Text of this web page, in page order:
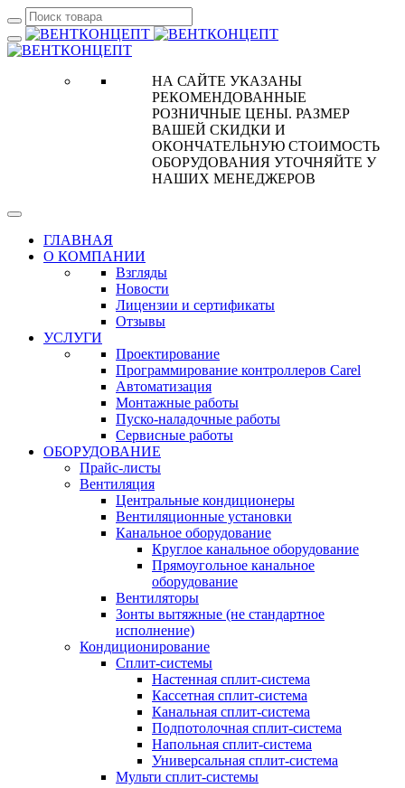
НА САЙТЕ УКАЗАНЫ
РЕКОМЕНДОВАННЫЕ
РОЗНИЧНЫЕ ЦЕНЫ. РАЗМЕР
ВАШЕЙ СКИДКИ И
ОКОНЧАТЕЛЬНУЮ СТОИМОСТЬ
ОБОРУДОВАНИЯ УТОЧНЯЙТЕ У
НАШИХ МЕНЕДЖЕРОВ
ГЛАВНАЯ
О КОМПАНИИ
Взгляды
Новости
Лицензии и сертификаты
Отзывы
УСЛУГИ
Проектирование
Программирование контроллеров Carel
Автоматизация
Монтажные работы
Пуско-наладочные работы
Сервисные работы
ОБОРУДОВАНИЕ
Прайс-листы
Вентиляция
Центральные кондиционеры
Вентиляционные установки
Канальное оборудование
Круглое канальное оборудование
Прямоугольное канальное
оборудование
Вентиляторы
Зонты вытяжные (не стандартное
исполнение)
Кондиционирование
Сплит-системы
Настенная сплит-система
Кассетная сплит-система
Канальная сплит-система
Подпотолочная сплит-система
Напольная сплит-система
Универсальная сплит-система
Мульти сплит-системы